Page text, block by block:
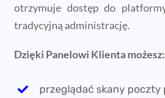
otrzymuje dostęp do
tradycyjną administrację.
Dzięki Panelowi Klienta możesz:
przeglądać skany poczty